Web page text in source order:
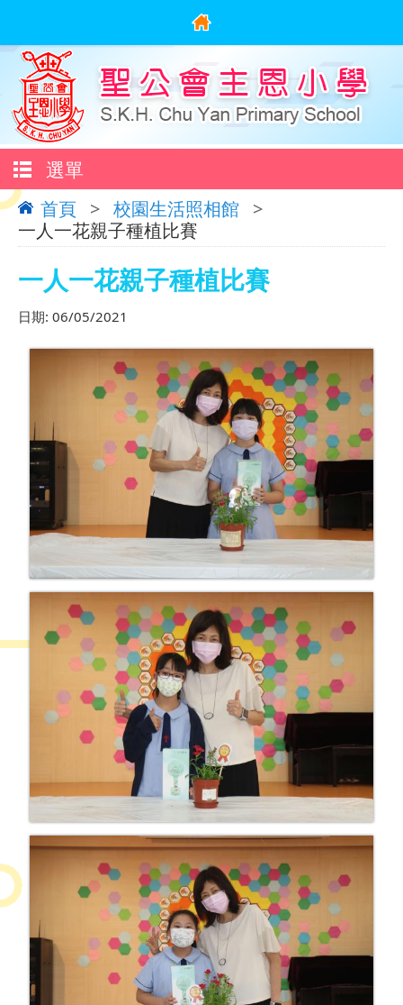
選單
首頁 > 校園生活照相館
>
一人一花親子種植比賽
一人一花親子種植比賽
日期: 06/05/2021